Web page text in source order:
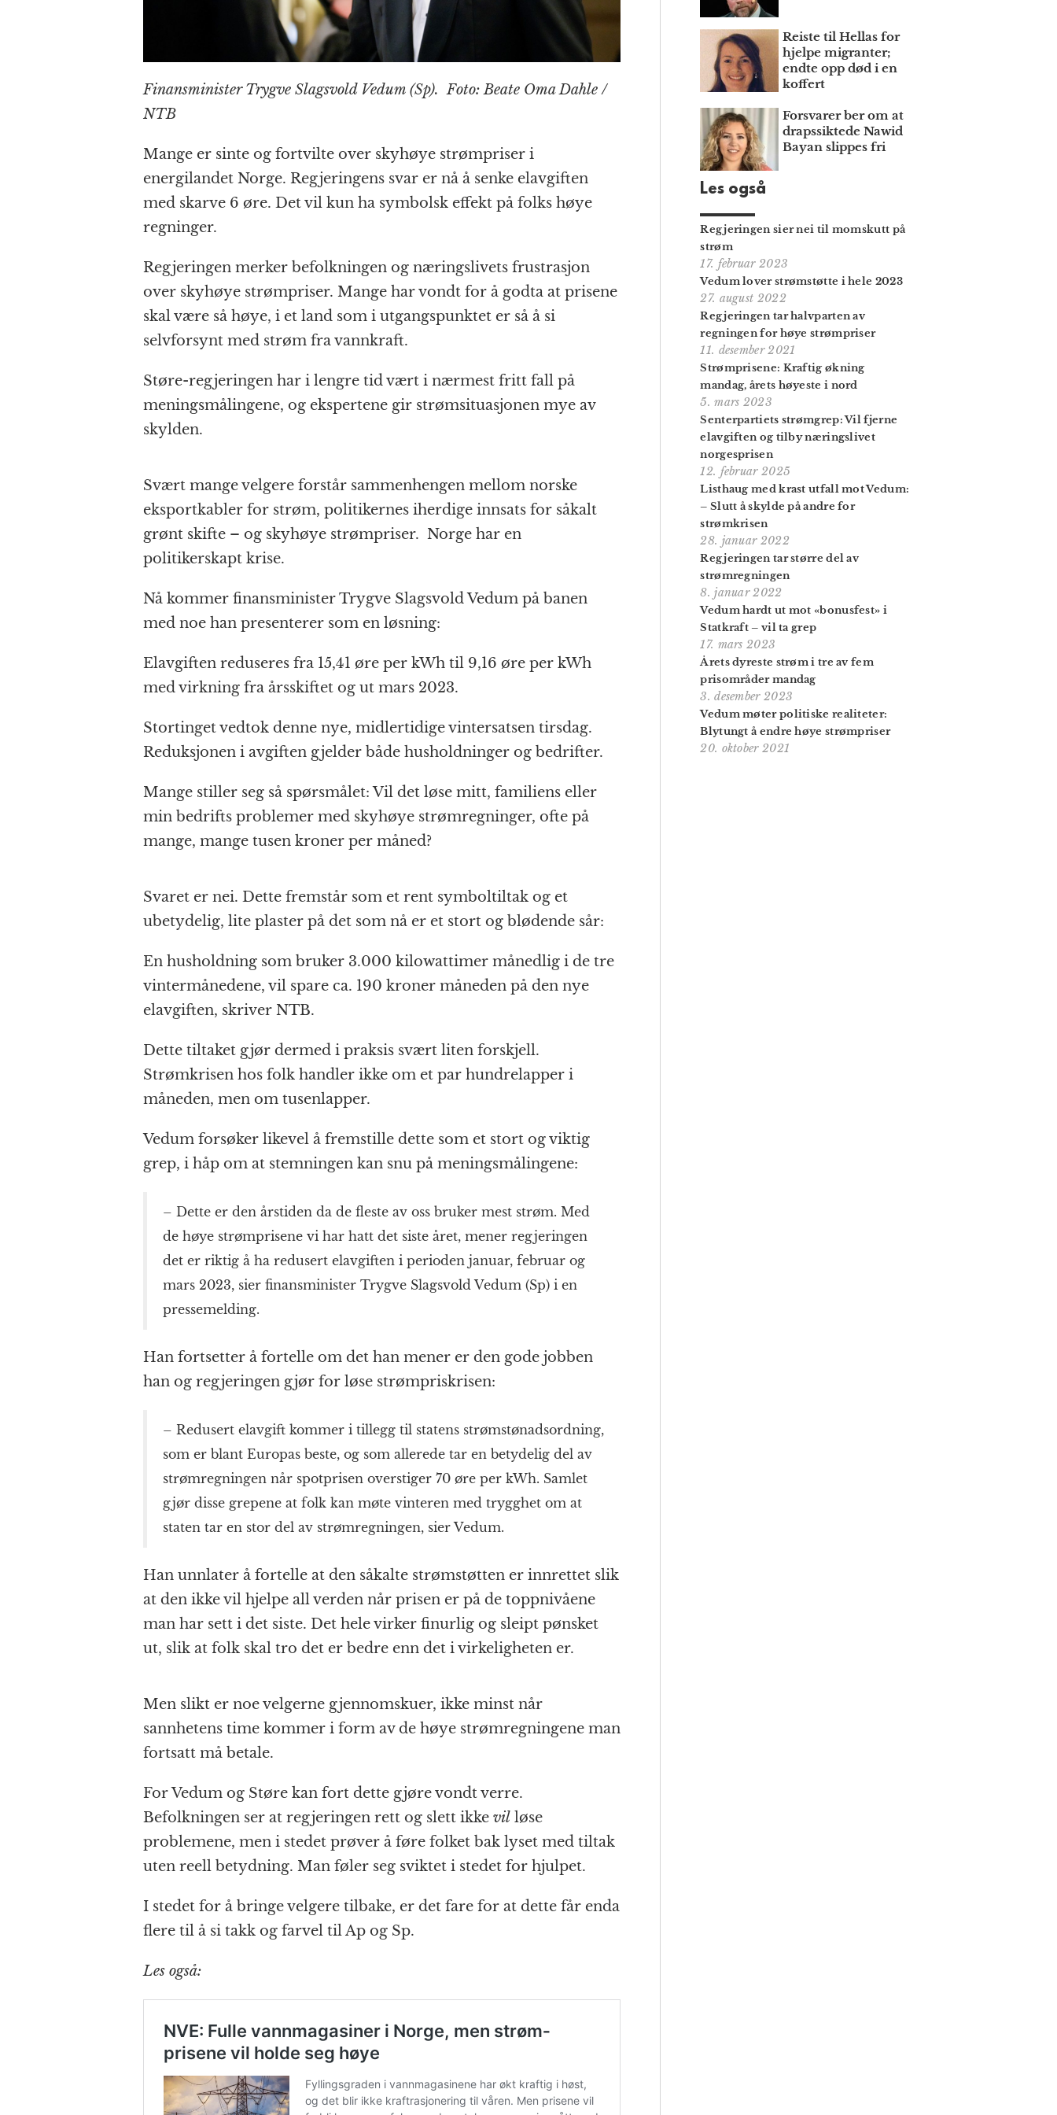
Finansminister Trygve Slagsvold Vedum (Sp). Foto: Beate Oma Dahle /
NTB
Mange er sinte og fortvilte over skyhøye strømpriser i
energilandet Norge. Regjeringens svar er nå å senke elavgiften
med skarve 6 øre. Det vil kun ha symbolsk effekt på folks høye
regninger.
Regjeringen merker befolkningen og næringslivets frustrasjon
over skyhøye strømpriser. Mange har vondt for å godta at prisene
skal være så høye, i et land som i utgangspunktet er så å si
selvforsynt med strøm fra vannkraft.
Støre-regjeringen har i lengre tid vært i nærmest fritt fall på
meningsmålingene, og ekspertene gir strømsituasjonen mye av
skylden.
Svært mange velgere forstår sammenhengen mellom norske
eksportkabler for strøm, politikernes iherdige innsats for såkalt
grønt skifte – og skyhøye strømpriser. Norge har en
politikerskapt krise.
Nå kommer finansminister Trygve Slagsvold Vedum på banen
med noe han presenterer som en løsning:
Elavgiften reduseres fra 15,41 øre per kWh til 9,16 øre per kWh
med virkning fra årsskiftet og ut mars 2023.
Stortinget vedtok denne nye, midlertidige vintersatsen tirsdag.
Reduksjonen i avgiften gjelder både husholdninger og bedrifter.
Mange stiller seg så spørsmålet: Vil det løse mitt, familiens eller
min bedrifts problemer med skyhøye strømregninger, ofte på
mange, mange tusen kroner per måned?
Svaret er nei. Dette fremstår som et rent symboltiltak og et
ubetydelig, lite plaster på det som nå er et stort og blødende sår:
En husholdning som bruker 3.000 kilowattimer månedlig i de tre
vintermånedene, vil spare ca. 190 kroner måneden på den nye
elavgiften, skriver NTB.
Dette tiltaket gjør dermed i praksis svært liten forskjell.
Strømkrisen hos folk handler ikke om et par hundrelapper i
måneden, men om tusenlapper.
Vedum forsøker likevel å fremstille dette som et stort og viktig
grep, i håp om at stemningen kan snu på meningsmålingene:
– Dette er den årstiden da de fleste av oss bruker mest strøm. Med
de høye strømprisene vi har hatt det siste året, mener regjeringen
det er riktig å ha redusert elavgiften i perioden januar, februar og
mars 2023, sier finansminister Trygve Slagsvold Vedum (Sp) i en
pressemelding.
Han fortsetter å fortelle om det han mener er den gode jobben
han og regjeringen gjør for løse strømpriskrisen:
– Redusert elavgift kommer i tillegg til statens strømstønadsordning,
som er blant Europas beste, og som allerede tar en betydelig del av
strømregningen når spotprisen overstiger 70 øre per kWh. Samlet
gjør disse grepene at folk kan møte vinteren med trygghet om at
staten tar en stor del av strømregningen, sier Vedum.
Han unnlater å fortelle at den såkalte strømstøtten er innrettet slik
at den ikke vil hjelpe all verden når prisen er på de toppnivåene
man har sett i det siste. Det hele virker finurlig og sleipt pønsket
ut, slik at folk skal tro det er bedre enn det i virkeligheten er.
Men slikt er noe velgerne gjennomskuer, ikke minst når
sannhetens time kommer i form av de høye strømregningene man
fortsatt må betale.
For Vedum og Støre kan fort dette gjøre vondt verre.
Befolkningen ser at regjeringen rett og slett ikke vil løse
problemene, men i stedet prøver å føre folket bak lyset med tiltak
uten reell betydning. Man føler seg sviktet i stedet for hjulpet.
I stedet for å bringe velgere tilbake, er det fare for at dette får enda
flere til å si takk og farvel til Ap og Sp.
Les også:
Reiste til Hellas for
hjelpe migranter;
endte opp død i en
koffert
Forsvarer ber om at
draps­siktede Nawid
Bayan slippes fri
Les også
Regjeringen sier nei til momskutt på
strøm
17. februar 2023
Vedum lover strømstøtte i hele 2023
27. august 2022
Regjeringen tar halvparten av
regningen for høye strømpriser
11. desember 2021
Strømprisene: Kraftig økning
mandag, årets høyeste i nord
5. mars 2023
Senterpartiets strømgrep: Vil fjerne
elavgiften og tilby næringslivet
norgesprisen
12. februar 2025
Listhaug med krast utfall mot Vedum:
– Slutt å skylde på andre for
strømkrisen
28. januar 2022
Regjeringen tar større del av
strømregningen
8. januar 2022
Vedum hardt ut mot «bonusfest» i
Statkraft – vil ta grep
17. mars 2023
Årets dyreste strøm i tre av fem
prisområder mandag
3. desember 2023
Vedum møter politiske realiteter:
Blytungt å endre høye strømpriser
20. oktober 2021